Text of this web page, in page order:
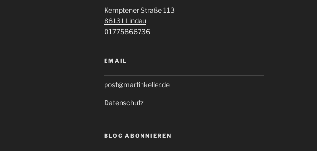
Kemptener Straße 113
88131 Lindau
01775866736
EMAIL
post@martinkeller.de
Datenschutz
BLOG ABONNIEREN